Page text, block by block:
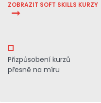
ZOBRAZIT SOFT SKILLS KURZY
Přizpůsobení kurzů
přesně na míru